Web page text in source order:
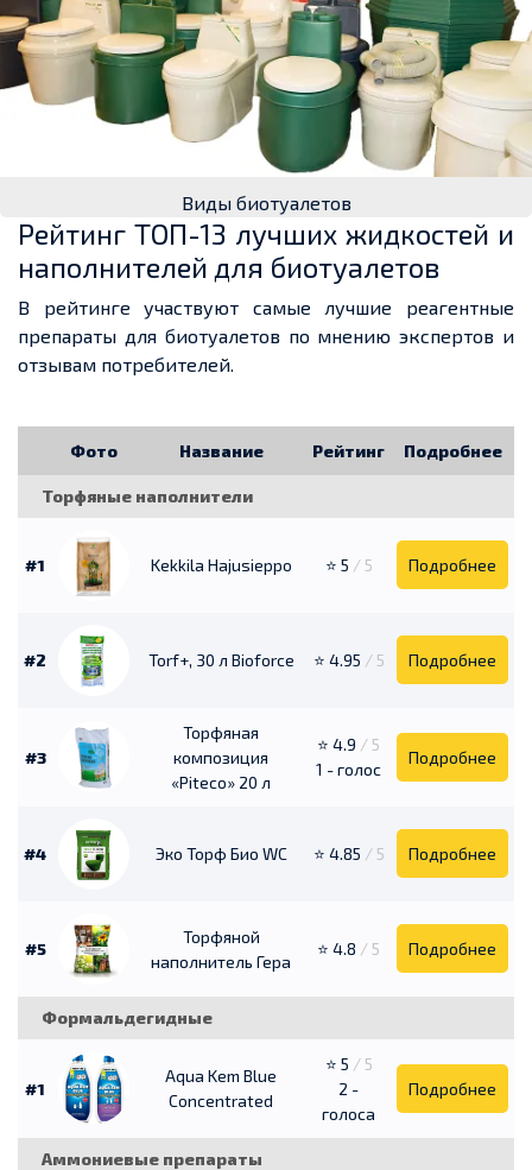
Виды биотуалетов
Рейтинг ТОП-13 лучших жидкостей и
наполнителей для биотуалетов
В рейтинге участвуют самые лучшие реагентные
препараты для биотуалетов по мнению экспертов и
отзывам потребителей.
Фото Название Рейтинг Подробнее
Торфяные наполнители
#1 Kekkila Hajusieppo ⭐ 5 / 5 Подробнее
#2 Torf+, 30 л Bioforce ⭐ 4.95 / 5 Подробнее
#3
Торфяная
композиция
«Piteco» 20 л
⭐ 4.9 / 5
1 - голос
Подробнее
#4 Эко Торф Био WC ⭐ 4.85 / 5 Подробнее
#5
Торфяной
наполнитель Гера
⭐ 4.8 / 5 Подробнее
Формальдегидные
#1
Aqua Kem Blue
Concentrated
⭐ 5 / 5
2 -
голоса
Подробнее
Аммониевые препараты